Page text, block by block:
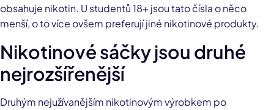
obsahuje nikotin. U studentů 18+ jsou tato čísla o něco
menší, o to více ovšem preferují jiné nikotinové produkty.
Nikotinové sáčky jsou druhé
nejrozšířenější
Druhým nejužívanějším nikotinovým výrobkem po